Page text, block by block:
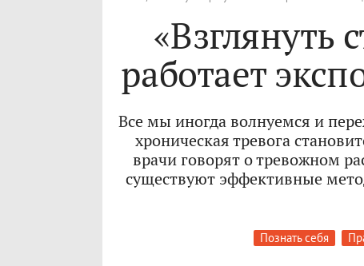
«Взглянуть
работает
Все мы иногда волнуемся и
хроническая тревога
врачи говорят о тревожном
существуют эффективные
Познать себя